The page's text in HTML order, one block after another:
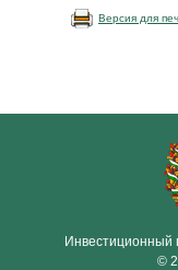
Версия для
Инвестиционный
©